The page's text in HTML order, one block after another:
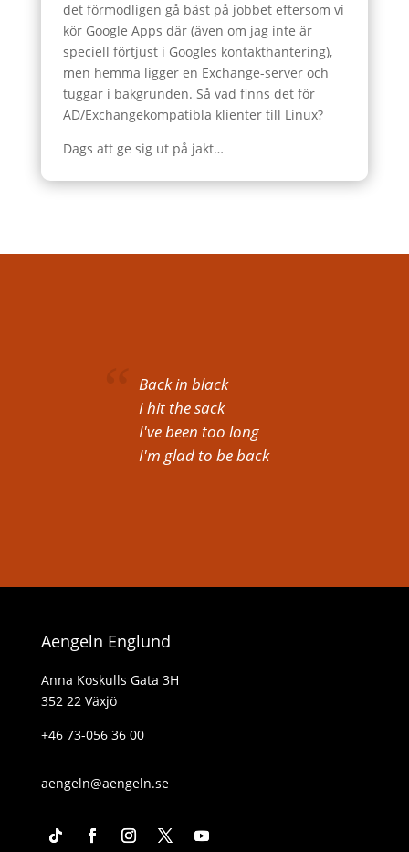
det förmodligen gå bäst på jobbet eftersom vi
kör Google Apps där (även om jag inte är
speciell förtjust i Googles kontakthantering),
men hemma ligger en Exchange-server och
tuggar i bakgrunden. Så vad finns det för
AD/Exchangekompatibla klienter till Linux?
Dags att ge sig ut på jakt…
Back in black
I hit the sack
I've been too long
I'm glad to be back
Aengeln Englund
Anna Koskulls Gata 3H
352 22 Växjö
+46 73-056 36 00
aengeln@aengeln.se